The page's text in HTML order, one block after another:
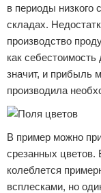
в периоды низкого
складах.
производство
как
значит, и прибыль
производила
В пример можно
срезанных цветов.
колеблется
всплесками, но